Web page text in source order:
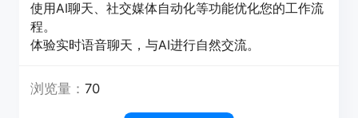
使用AI聊天、社交媒体自动化等功能优化您的工作流
程。
体验实时语音聊天，与AI进行自然交流。
浏览量：70